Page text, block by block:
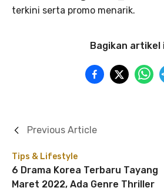
terkini serta promo menarik.
Bagikan artikel
Tips & Lifestyle
6 Drama Korea Terbaru Tayang
Maret 2022, Ada Genre Thriller
Previous Article